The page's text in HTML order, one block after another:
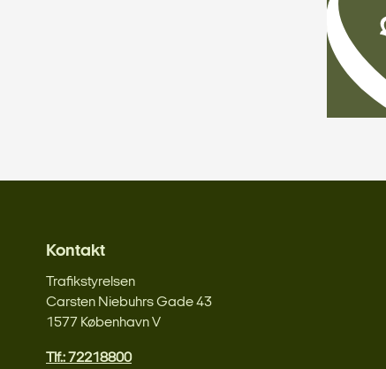
Kontakt
Trafikstyrelsen
Carsten Niebuhrs Gade 43
1577 København V
Tlf.: 72218800